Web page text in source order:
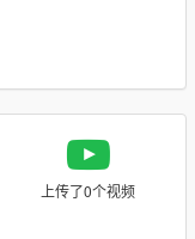
上传了0个视频